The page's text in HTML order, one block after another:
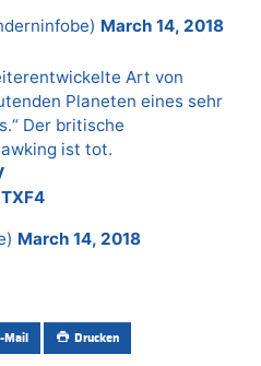
March 14, 2018
Art von
Planeten eines sehr
Der britische
ist tot.
March 14, 2018
Mail Drucken